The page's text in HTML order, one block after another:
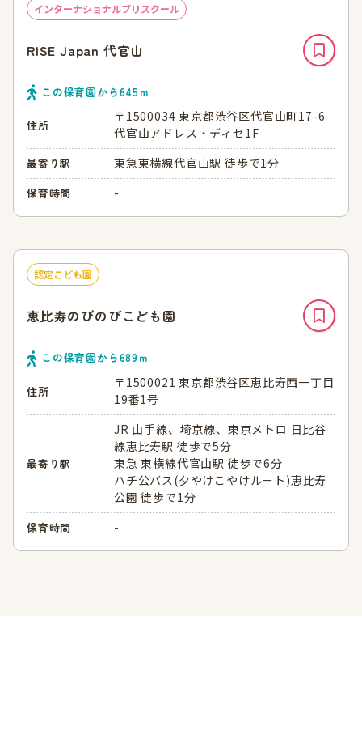
インターナショナルプリスクール
RISE Japan 代官山
この保育園から645ｍ
住所
〒1500034 東京都渋谷区代官山町17-6
代官山アドレス・ディセ1F
最寄り駅 東急東横線代官山駅 徒歩で1分
保育時間 -
認定こども園
恵比寿のびのびこども園
この保育園から689ｍ
住所
〒1500021 東京都渋谷区恵比寿西一丁目
19番1号
最寄り駅
JR 山手線、埼京線、東京メトロ 日比谷
線恵比寿駅 徒歩で5分
東急 東横線代官山駅 徒歩で6分
ハチ公バス(夕やけこやけルート)恵比寿
公園 徒歩で1分
保育時間 -